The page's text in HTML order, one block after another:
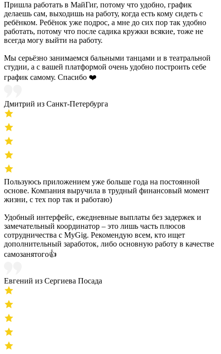
Пришла работать в МайГиг, потому что удобно, график
делаешь сам, выходишь на работу, когда есть кому сидеть с
ребёнком. Ребёнок уже подрос, а мне до сих пор так удобно
работать, потому что после садика кружки всякие, тоже не
всегда могу выйти на работу.
Мы серьёзно занимаемся бальными танцами и в театральной
студии, а с вашей платформой очень удобно построить себе
график самому. Спасибо ❤️
Дмитрий из Санкт-Петербурга
Пользуюсь приложением уже больше года на постоянной
основе. Компания выручила в трудный финансовый момент
жизни, с тех пор так и работаю)
Удобный интерфейс, ежедневные выплаты без задержек и
замечательный координатор – это лишь часть плюсов
сотрудничества с MyGig. Рекомендую всем, кто ищет
дополнительный заработок, либо основную работу в качестве
самозанятого👍
Евгений из Сергиева Посада